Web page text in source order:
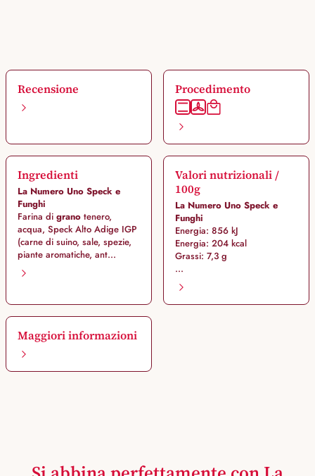
Recensione Procedimento
Ingredienti
La Numero Uno Speck e
Funghi
Farina di grano tenero,
acqua, Speck Alto Adige IGP
(carne di suino, sale, spezie,
piante aromatiche, ant...
Valori nutrizionali /
100g
La Numero Uno Speck e
Funghi
Energia: 856 kJ
Energia: 204 kcal
Grassi: 7,3 g
...
Maggiori informazioni